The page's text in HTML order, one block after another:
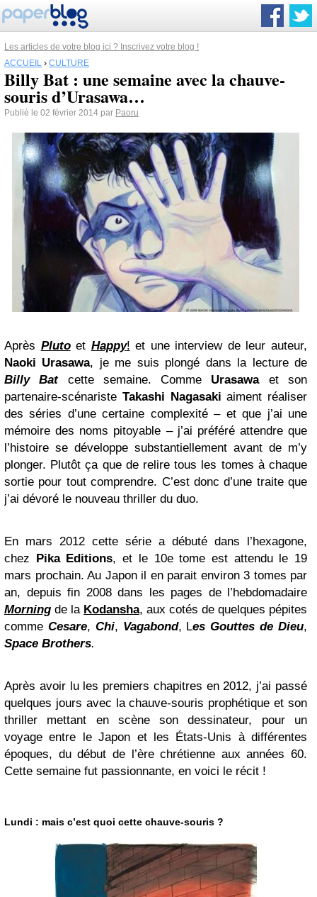
Les articles de votre blog ici ? Inscrivez votre blog !
ACCUEIL › CULTURE
Billy Bat : une semaine avec la chauve-
souris d’Urasawa…
Publié le 02 février 2014 par Paoru
Après Plutoet Happy! et une interview de leur auteur,
Naoki Urasawa, je me suis plongé dans la lecture de
Billy Batcette semaine. Comme Urasawaet son
partenaire-scénariste Takashi Nagasaki aiment réaliser
des séries d’une certaine complexité – et que j’ai une
mémoire des noms pitoyable – j’ai préféré attendre que
l’histoire se développe substantiellement avant de m’y
plonger. Plutôt ça que de relire tous les tomes à chaque
sortie pour tout comprendre. C’est donc d’une traite que
j’ai dévoré le nouveau thriller du duo.
En mars 2012 cette série a débuté dans l’hexagone,
chez Pika Editions, et le 10e tome est attendu le 19
mars prochain. Au Japon il en parait environ 3 tomes par
an, depuis fin 2008 dans les pages de l’hebdomadaire
Morning de la Kodansha, aux cotés de quelques pépites
comme Cesare, Chi, Vagabond, Les Gouttes de Dieu,
Space Brothers.
Après avoir lu les premiers chapitres en 2012, j’ai passé
quelques jours avec la chauve-souris prophétique et son
thriller mettant en scène son dessinateur, pour un
voyage entre le Japon et les États-Unis à différentes
époques, du début de l’ère chrétienne aux années 60.
Cette semaine fut passionnante, en voici le récit !
Lundi : mais c’est quoi cette chauve-souris ?